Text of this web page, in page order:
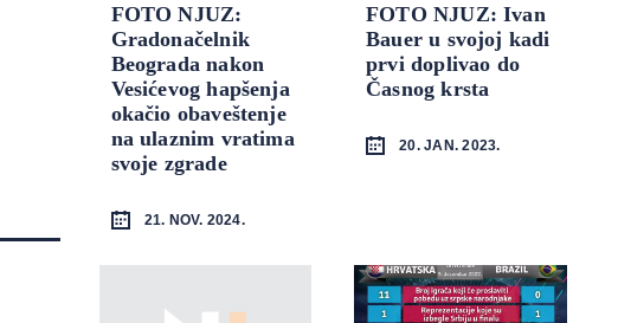
FOTO NJUZ:
Gradonačelnik
Beograda nakon
Vesićevog hapšenja
okačio obaveštenje
na ulaznim vratima
svoje zgrade
21. NOV. 2024.
FOTO NJUZ: Ivan
Bauer u svojoj kadi
prvi doplivao do
Časnog krsta
20. JAN. 2023.